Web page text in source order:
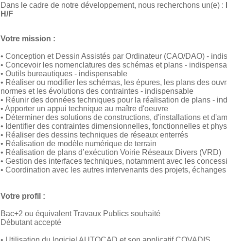
Dans le cadre de notre développement, nous recherchons un(e) :
H/F
Votre mission :
• Conception et Dessin Assistés par Ordinateur (CAO/DAO) -
• Concevoir les nomenclatures des schémas et plans -
• Outils bureautiques - indispensable
• Réaliser ou modifier les schémas, les épures, les plans des
normes et les évolutions des contraintes - indispensable
• Réunir des données techniques pour la réalisation de plans -
• Apporter un appui technique au maître d'oeuvre
• Déterminer des solutions de constructions, d'installations et
• Identifier des contraintes dimensionnelles, fonctionnelles et
• Réaliser des dessins techniques de réseaux enterrés
• Réalisation de modèle numérique de terrain
• Réalisation de plans d’exécution Voirie Réseaux Divers (VRD)
• Gestion des interfaces techniques, notamment avec les
• Coordination avec les autres intervenants des projets,
Votre profil :
Bac+2 ou équivalent Travaux Publics souhaité
Débutant accepté